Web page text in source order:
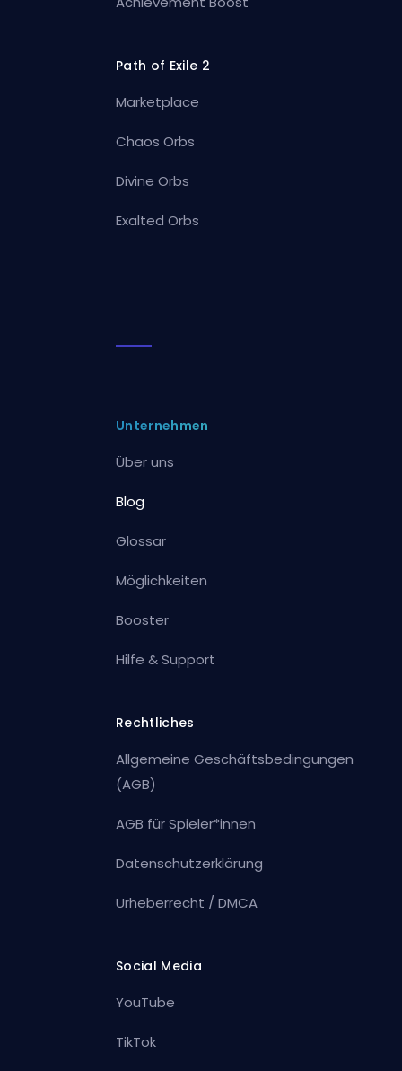
Path of Exile 2
Marketplace
Chaos Orbs
Divine Orbs
Exalted Orbs
Unternehmen
Über uns
Blog
Glossar
Möglichkeiten
Booster
Hilfe & Support
Rechtliches
Allgemeine Geschäftsbedingungen
(AGB)
AGB für Spieler*innen
Datenschutzerklärung
Urheberrecht / DMCA
Social Media
YouTube
TikTok